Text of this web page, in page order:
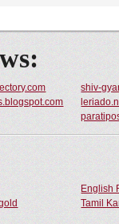
shiv-
English
Tamil